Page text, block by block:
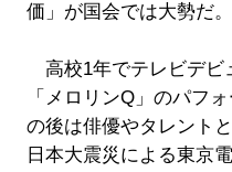
価」が国会では大勢だ。
高校1年でテレビデビ
「メロリンQ」のパフ
の後は俳優やタレント
日本大震災による東京